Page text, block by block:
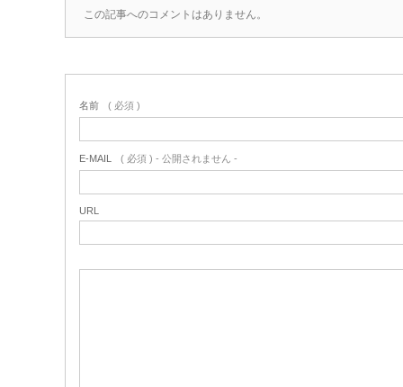
この記事へのコメントはありません。
名前 ( 必須 )
E-MAIL ( 必須 ) - 公開されません -
URL